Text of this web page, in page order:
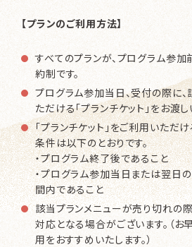
【プランのご利用方法】
すべてのプランが、プログラム参
約制です。
プログラム参加当日、受付の際に
ただける「プランチケット」をお渡し
「プランチケット」をご利用いただ
条件は以下のとおりです。
・プログラム終了後であること
・プログラム参加当日または翌日
間内であること
該当プランメニューが売り切れの
対応となる場合がございます。（
用をおすすめいたします。）